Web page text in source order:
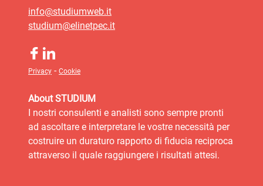
info@studiumweb.it
studium@elinetpec.it
Privacy - Cookie
About STUDIUM
I nostri consulenti e analisti sono sempre pronti
ad ascoltare e interpretare le vostre necessità per
costruire un duraturo rapporto di fiducia reciproca
attraverso il quale raggiungere i risultati attesi.